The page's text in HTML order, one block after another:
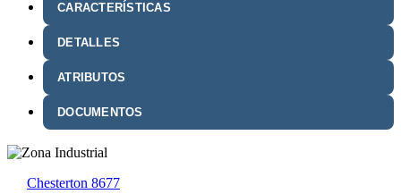
CARACTERÍSTICAS
DETALLES
ATRIBUTOS
DOCUMENTOS
Chesterton 8677